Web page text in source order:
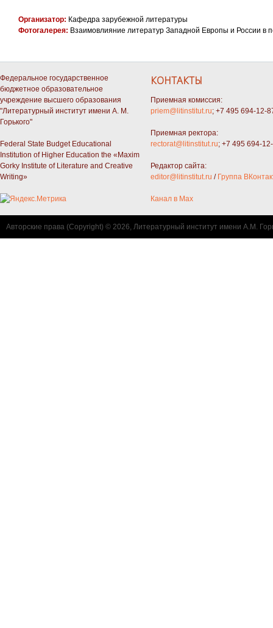
Организатор: Кафедра зарубежной литературы
Фотогалерея: Взаимовлияние литератур Западной Европы и России в
Федеральное государственное
бюджетное образовательное
учреждение высшего образования
"Литературный институт имени А. М.
Горького"
Federal State Budget Educational
Institution of Higher Education the «Maxim
Gorky Institute of Literature and Creative
Writing»
КОНТАКТЫ
Приемная комиссия:
priem@litinstitut.ru; +7 495 694-12-
Приемная ректора:
rectorat@litinstitut.ru; +7 495 694-
Редактор сайта:
editor@litinstitut.ru / Группа
Канал в Max
Авторские права (Copyright) © 2026, Литературный институт имени А.М.